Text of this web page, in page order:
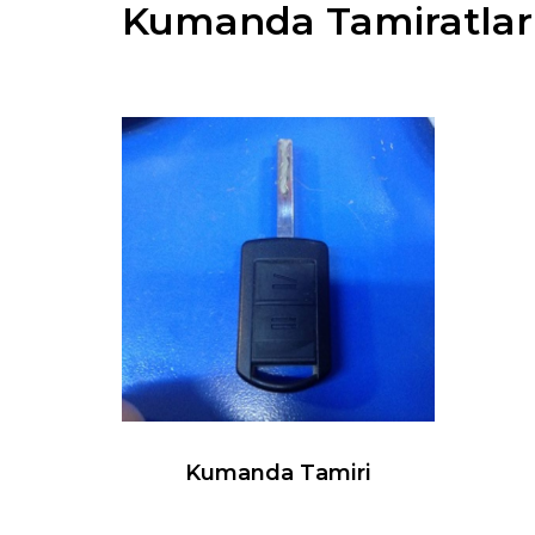
Kumanda
Kumanda Tamiri